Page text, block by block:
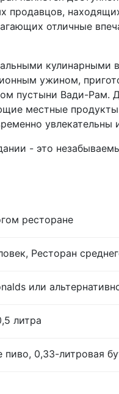
продавцов,
отличные
кулинарными
ужином,
пустыни Вади-Рам.
местные
увлекательны
- это
ресторане
Ресторан
или
литра
0,33-литровая